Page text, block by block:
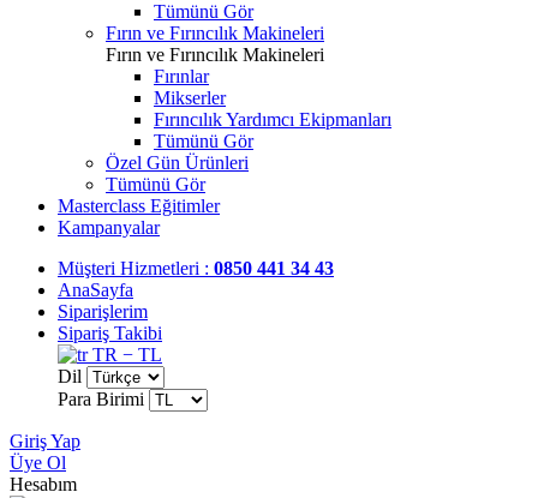
Tümünü Gör
Fırın ve Fırıncılık Makineleri
Fırın ve Fırıncılık Makineleri
Fırınlar
Mikserler
Fırıncılık Yardımcı Ekipmanları
Tümünü Gör
Özel Gün Ürünleri
Tümünü Gör
Masterclass Eğitimler
Kampanyalar
Müşteri Hizmetleri : 0850 441 34 43
AnaSayfa
Siparişlerim
Sipariş Takibi
TR − TL
Dil
Para Birimi
Giriş Yap
Üye Ol
Hesabım